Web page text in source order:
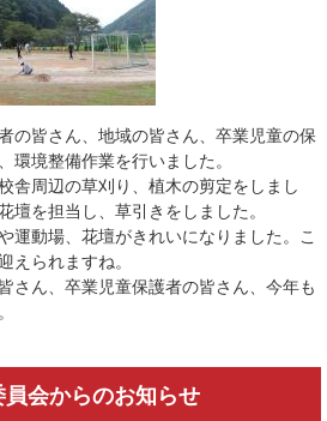
の皆さん、地域の皆さん、卒業児童の保
環境整備作業を行いました。
舎周辺の草刈り、植木の剪定をしまし
壇を担当し、草引きをしました。
運動場、花壇がきれいになりました。こ
えられますね。
さん、卒業児童保護者の皆さん、今年も
員会からのお知らせ